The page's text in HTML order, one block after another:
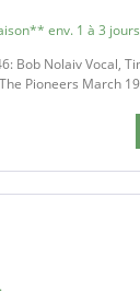
env. 1 à 3
Bob Nolaiv Vocal,
Pioneers March